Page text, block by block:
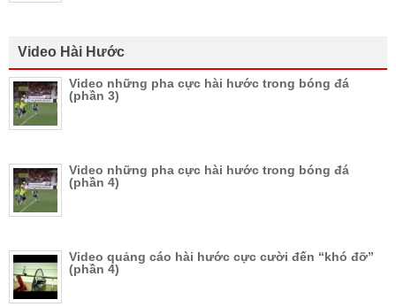
Video Hài Hước
Video những pha cực hài hước trong bóng đá
(phần 3)
Video những pha cực hài hước trong bóng đá
(phần 4)
Video quảng cáo hài hước cực cười đến “khó đỡ”
(phần 4)